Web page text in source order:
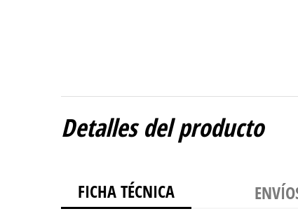
Detalles del producto
FICHA TÉCNICA